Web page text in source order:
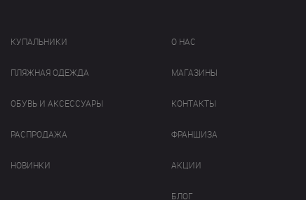
КУПАЛЬНИКИ
ПЛЯЖНАЯ ОДЕЖДА
ОБУВЬ И АКСЕССУАРЫ
РАСПРОДАЖА
НОВИНКИ
О НАС
МАГАЗИНЫ
КОНТАКТЫ
ФРАНШИЗА
АКЦИИ
БЛОГ